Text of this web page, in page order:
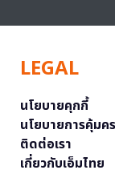
LEGAL
นโยบายคุกกี้
นโยบายการคุ้ม
ติดต่อเรา
เกี่ยวกับเอ็มไทย